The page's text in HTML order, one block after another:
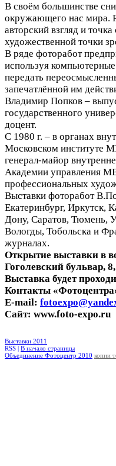
В своём большинстве
окружающего нас мира.
авторский взгляд и
художественной точки
В ряде фоторабот
используя
передать
запечатлённой им
Владимир Попков –
государственного
доцент.
С 1980 г. – в органах
Московском институте
генерал-майор
Академии управления
профессиональных
Выставки фоторабот
Екатеринбург, Иркутск,
Дону, Саратов, Тюмень,
Вологды, Тобольска и
журналах.
Открытие выставки в
Гоголевский бульвар,
Выставка будет
Контакты
E-mail:
Сайт: www.foto-expo.ru
Выставки 2011
RSS | В начало страницы
Объединение Фотоцентр 2010 копии